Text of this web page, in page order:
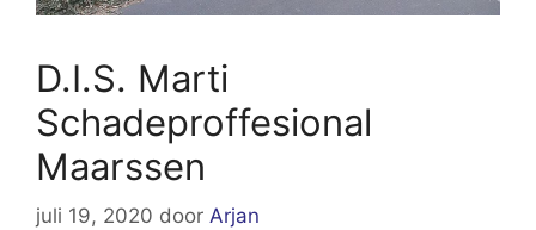
D.I.S. Marti
Schadeproffesional
Maarssen
juli 19, 2020 door Arjan